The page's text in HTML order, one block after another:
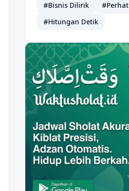
#Bisnis Dilirik
#Hitungan Detik